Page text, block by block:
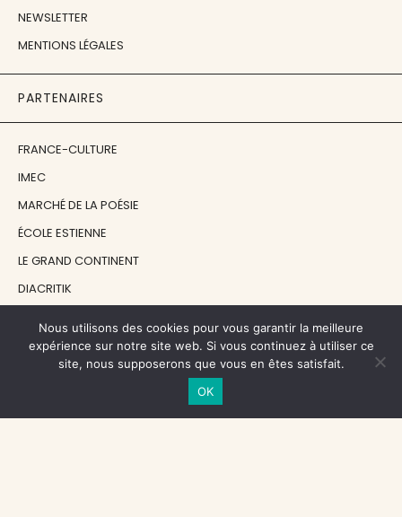
NEWSLETTER
MENTIONS LÉGALES
PARTENAIRES
FRANCE-CULTURE
IMEC
MARCHÉ DE LA POÉSIE
ÉCOLE ESTIENNE
LE GRAND CONTINENT
DIACRITIK
NOS SOUTIENS
CENTRE NATIONAL DU LIVRE
Nous utilisons des cookies pour vous garantir la meilleure
expérience sur notre site web. Si vous continuez à utiliser ce
site, nous supposerons que vous en êtes satisfait.
OK